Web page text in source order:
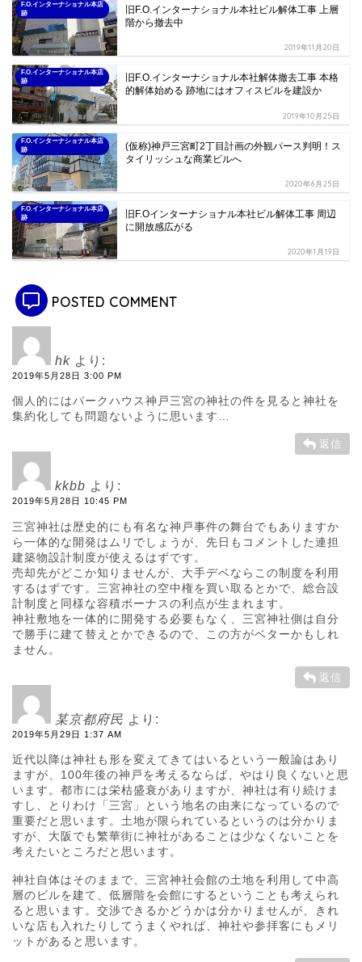
F.O.インターナショナル本店
跡
旧F.O.インターナショナル本社ビル解体工事 上層
階から撤去中
2019年11月20日
F.O.インターナショナル本店
跡
旧F.O.インターナショナル本社解体撤去工事 本格
的解体始める 跡地にはオフィスビルを建設か
2019年10月25日
F.O.インターナショナル本店
跡
(仮称)神戸三宮町2丁目計画の外観パース判明！ス
タイリッシュな商業ビルへ
2020年6月25日
F.O.インターナショナル本店
跡
旧F.Oインターナショナル本社ビル解体工事 周辺
に開放感広がる
2020年1月19日
POSTED COMMENT
hk より:
2019年5月28日 3:00 PM
個人的にはパークハウス神戸三宮の神社の件を見ると神社を
集約化しても問題ないように思います…
返信
kkbb より:
2019年5月28日 10:45 PM
三宮神社は歴史的にも有名な神戸事件の舞台でもありますか
ら一体的な開発はムリでしょうが、先日もコメントした連担
建築物設計制度が使えるはずです。
売却先がどこか知りませんが、大手デベならこの制度を利用
するはずです。三宮神社の空中権を買い取るとかで、総合設
計制度と同様な容積ボーナスの利点が生まれます。
神社敷地を一体的に開発する必要もなく、三宮神社側は自分
で勝手に建て替えとかできるので、この方がベターかもしれ
ません。
返信
某京都府民 より:
2019年5月29日 1:37 AM
近代以降は神社も形を変えてきてはいるという一般論はあり
ますが、100年後の神戸を考えるならば、やはり良くないと思
います。都市には栄枯盛衰がありますが、神社は有り続けま
すし、とりわけ「三宮」という地名の由来になっているので
重要だと思います。土地が限られているというのは分かりま
すが、大阪でも繁華街に神社があることは少なくないことを
考えたいところだと思います。
神社自体はそのままで、三宮神社会館の土地を利用して中高
層のビルを建て、低層階を会館にするということも考えられ
ると思います。交渉できるかどうかは分かりませんが、きれ
いな店も入れたりしてうまくやれば、神社や参拝客にもメリ
ットがあると思います。